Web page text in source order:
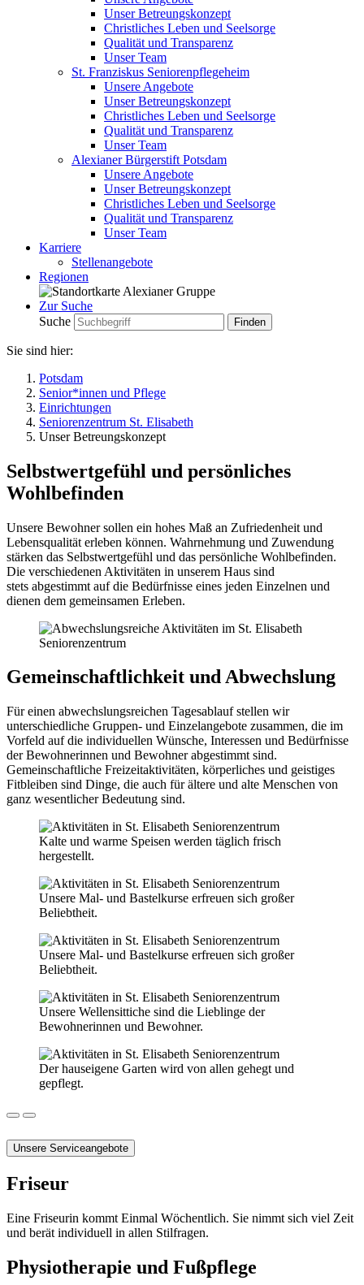
Unser Betreungskonzept
Christliches Leben und Seelsorge
Qualität und Transparenz
Unser Team
St. Franziskus Seniorenpflegeheim
Unsere Angebote
Unser Betreungskonzept
Christliches Leben und Seelsorge
Qualität und Transparenz
Unser Team
Alexianer Bürgerstift Potsdam
Unsere Angebote
Unser Betreungskonzept
Christliches Leben und Seelsorge
Qualität und Transparenz
Unser Team
Karriere
Stellenangebote
Regionen
Zur Suche
Suche
Sie sind hier:
Potsdam
Senior*innen und Pflege
Einrichtungen
Seniorenzentrum St. Elisabeth
Unser Betreungskonzept
Selbstwertgefühl und persönliches
Wohlbefinden
Unsere Bewohner sollen ein hohes Maß an Zufriedenheit und
Lebensqualität erleben können. Wahrnehmung und Zuwendung
stärken das Selbstwertgefühl und das persönliche Wohlbefinden.
Die verschiedenen Aktivitäten in unserem Haus sind
stets abgestimmt auf die Bedürfnisse eines jeden Einzelnen und
dienen dem gemeinsamen Erleben.
Gemeinschaftlichkeit und Abwechslung
Für einen abwechslungsreichen Tagesablauf stellen wir
unterschiedliche Gruppen- und Einzelangebote zusammen, die im
Vorfeld auf die individuellen Wünsche, Interessen und Bedürfnisse
der Bewohnerinnen und Bewohner abgestimmt sind.
Gemeinschaftliche Freizeitaktivitäten, körperliches und geistiges
Fitbleiben sind Dinge, die auch für ältere und alte Menschen von
ganz wesentlicher Bedeutung sind.
Kalte und warme Speisen werden täglich frisch
hergestellt.
Unsere Mal- und Bastelkurse erfreuen sich großer
Beliebtheit.
Unsere Mal- und Bastelkurse erfreuen sich großer
Beliebtheit.
Unsere Wellensittiche sind die Lieblinge der
Bewohnerinnen und Bewohner.
Der hauseigene Garten wird von allen gehegt und
gepflegt.
Unsere Serviceangebote
Friseur
Eine Friseurin kommt Einmal Wöchentlich. Sie nimmt sich viel Zeit
und berät individuell in allen Stilfragen.
Physiotherapie und Fußpflege